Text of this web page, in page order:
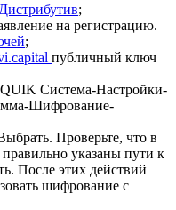
Дистрибутив;
на регистрацию.
;
публичный ключ
Система-Настройки-
Шифрование-
Проверьте, что в
указаны пути к
После этих действий
шифрование с